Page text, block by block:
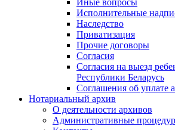
Исполнительные
Наследство
Приватизация
Прочие договоры
Согласия
Согласия на выезд
Республики Беларусь
Соглашения об уплате
Нотариальный архив
О деятельности архивов
Административные